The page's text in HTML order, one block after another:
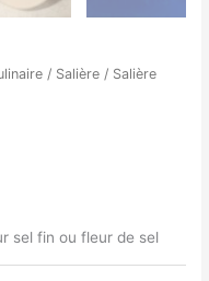
/ Salière / Salière
sel fin ou fleur de sel